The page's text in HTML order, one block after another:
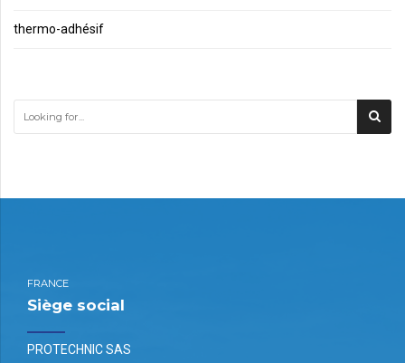
thermo-adhésif
FRANCE
Siège social
PROTECHNIC SAS